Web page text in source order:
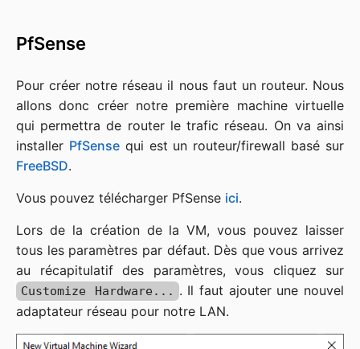
PfSense
Pour créer notre réseau il nous faut un routeur. Nous
allons donc créer notre première machine virtuelle
qui permettra de router le trafic réseau. On va ainsi
installer PfSensequi est un routeur/firewall basé sur
FreeBSD.
Vous pouvez télécharger PfSense ici.
Lors de la création de la VM, vous pouvez laisser
tous les paramètres par défaut. Dès que vous arrivez
au récapitulatif des paramètres, vous cliquez sur
Customize Hardware... . Il faut ajouter une nouvel
adaptateur réseau pour notre LAN.